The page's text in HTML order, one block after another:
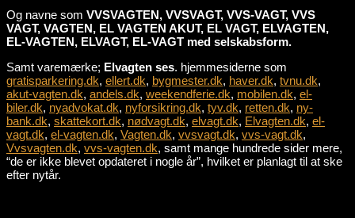
Og navne som VVSVAGTEN, VVSVAGT, VVS-VAGT, VVS
VAGT, VAGTEN, EL VAGTEN AKUT, EL VAGT, ELVAGTEN,
EL-VAGTEN, ELVAGT, EL-VAGT med selskabsform.
Samt varemærke; Elvagten ses. hjemmesiderne som
gratisparkering.dk, ellert.dk, bygmester.dk, haver.dk, tvnu.dk,
akut-vagten.dk, andels.dk, weekendferie.dk, mobilen.dk, el-
biler.dk, nyadvokat.dk, nyforsikring.dk, tyv.dk, retten.dk, ny-
bank.dk, skattekort.dk, nødvagt.dk, elvagt.dk, Elvagten.dk, el-
vagt.dk, el-vagten.dk, Vagten.dk, vvsvagt.dk, vvs-vagt.dk,
Vvsvagten.dk, vvs-vagten.dk, samt mange hundrede sider mere,
“de er ikke blevet opdateret i nogle år”, hvilket er planlagt til at ske
efter nytår.